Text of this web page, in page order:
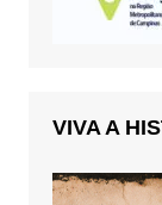
VIVA A